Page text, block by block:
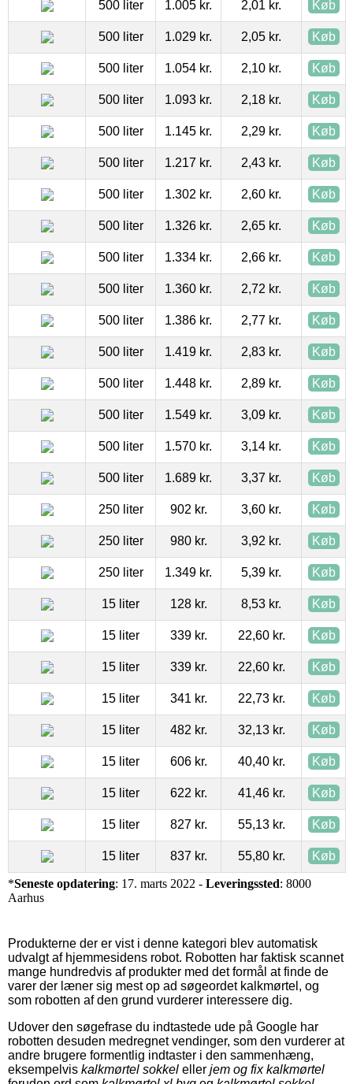
500 liter 1.005 kr. 2,01 kr. Køb
500 liter 1.029 kr. 2,05 kr. Køb
500 liter 1.054 kr. 2,10 kr. Køb
500 liter 1.093 kr. 2,18 kr. Køb
500 liter 1.145 kr. 2,29 kr. Køb
500 liter 1.217 kr. 2,43 kr. Køb
500 liter 1.302 kr. 2,60 kr. Køb
500 liter 1.326 kr. 2,65 kr. Køb
500 liter 1.334 kr. 2,66 kr. Køb
500 liter 1.360 kr. 2,72 kr. Køb
500 liter 1.386 kr. 2,77 kr. Køb
500 liter 1.419 kr. 2,83 kr. Køb
500 liter 1.448 kr. 2,89 kr. Køb
500 liter 1.549 kr. 3,09 kr. Køb
500 liter 1.570 kr. 3,14 kr. Køb
500 liter 1.689 kr. 3,37 kr. Køb
250 liter 902 kr. 3,60 kr. Køb
250 liter 980 kr. 3,92 kr. Køb
250 liter 1.349 kr. 5,39 kr. Køb
15 liter 128 kr. 8,53 kr. Køb
15 liter 339 kr. 22,60 kr. Køb
15 liter 339 kr. 22,60 kr. Køb
15 liter 341 kr. 22,73 kr. Køb
15 liter 482 kr. 32,13 kr. Køb
15 liter 606 kr. 40,40 kr. Køb
15 liter 622 kr. 41,46 kr. Køb
15 liter 827 kr. 55,13 kr. Køb
15 liter 837 kr. 55,80 kr. Køb
*Seneste opdatering: 17. marts 2022 - Leveringssted: 8000
Aarhus
Produkterne der er vist i denne kategori blev automatisk
udvalgt af hjemmesidens robot. Robotten har faktisk scannet
mange hundredvis af produkter med det formål at finde de
varer der læner sig mest op ad søgeordet kalkmørtel, og
som robotten af den grund vurderer interessere dig.
Udover den søgefrase du indtastede ude på Google har
robotten desuden medregnet vendinger, som den vurderer at
andre brugere formentlig indtaster i den sammenhæng,
eksempelvis kalkmørtel sokkel eller jem og fix kalkmørtel